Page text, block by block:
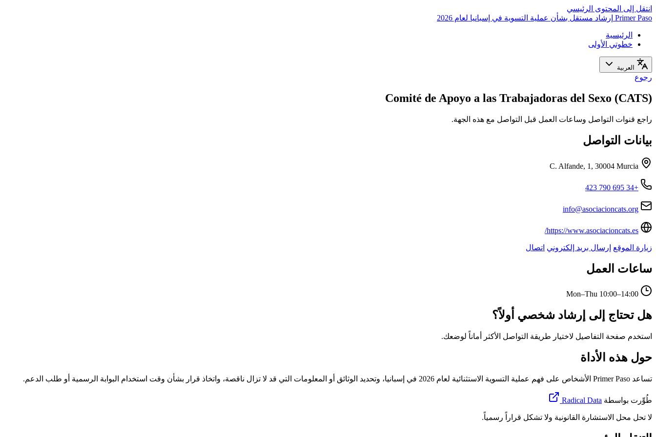
انتقل إلى المحتوى الرئيسي
Primer Paso إرشاد مستقل بشأن عملية التسوية في إسبانيا لعام 2026
الرئيسية
خطوتي الأولى
العربية
رجوع
Comité de Apoyo a las Trabajadoras del Sexo (CATS)
راجع قنوات التواصل وساعات العمل قبل التواصل مع هذه الجهة.
بيانات التواصل
C. Alfande, 1, 30004 Murcia
+34 695 790 423
info@asociacioncats.org
https://www.asociacioncats.es/
زيارة الموقع إرسال بريد إلكتروني اتصال
ساعات العمل
Mon–Thu 10:00–14:00
هل تحتاج إلى إرشاد شخصي أولاً؟
استخدم صفحة التفاصيل لاختيار طريقة التواصل الأكثر أماناً لوضعك.
حول هذه الأداة
تساعد Primer Paso الأشخاص على فهم عملية التسوية الاستثنائية لعام 2026 في إسبانيا، وتحديد الوثائق أو المعلومات التي قد لا تزال ناقصة، واتخاذ قرار بشأن وقت استخدام البوابة الرسمية أو طلب الدعم.
طُوِّرت بواسطة Radical Data
لا تحل محل الاستشارة القانونية ولا تشكل قراراً رسمياً.